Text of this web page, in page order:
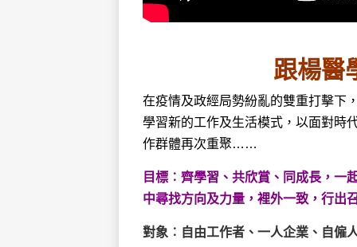
跟楊醫
在疫情及政經局勢紛亂的雙重打擊下
學習新的工作及生活模式，以面對時
作群體再次重聚……
目標︰齊學習、共欣賞、同成長，一
中尋找方向及力量，裡外一致，行出
對象︰自由工作者、一人企業、自僱